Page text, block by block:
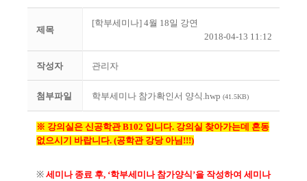
제목
[학부세미나] 4월 18일 강연
2018-04-13 11:12
작성자 관리자
첨부파일 학부세미나 참가확인서 양식.hwp (41.5KB)
※ 강의실은 신공학관 B102 입니다. 강의실 찾아가는데 혼동
없으시기 바랍니다. (공학관 강당 아님!!!)
※ 세미나 종료 후, ‘학부세미나 참가양식’을 작성하여 세미나